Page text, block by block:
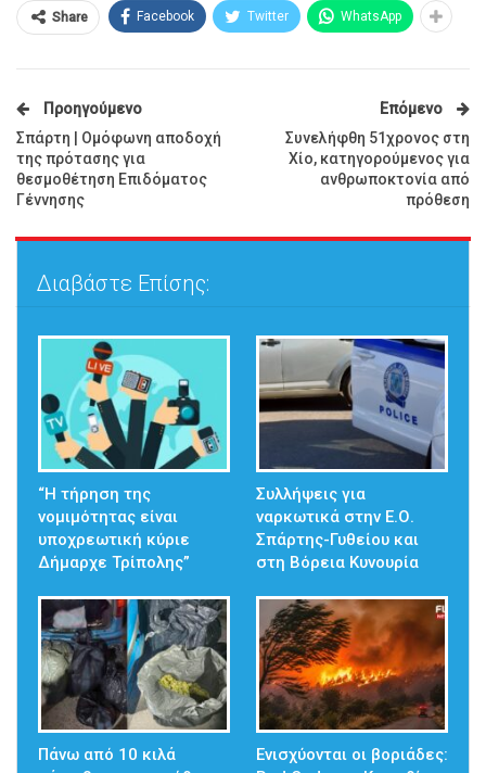
Share Facebook Twitter WhatsApp
Προηγούμενο
Σπάρτη | Ομόφωνη αποδοχή
της πρότασης για
θεσμοθέτηση Επιδόματος
Γέννησης
Επόμενο
Συνελήφθη 51χρονος στη
Χίο, κατηγορούμενος για
ανθρωποκτονία από
πρόθεση
Διαβάστε Επίσης:
“Η τήρηση της
νομιμότητας είναι
υποχρεωτική κύριε
Δήμαρχε Τρίπολης”
Συλλήψεις για
ναρκωτικά στην Ε.Ο.
Σπάρτης-Γυθείου και
στη Βόρεια Κυνουρία
Πάνω από 10 κιλά
Ενισχύονται οι βοριάδες: